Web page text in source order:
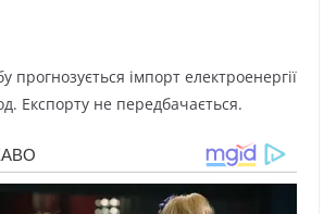
прогнозується імпорт електроенергії
Експорту не передбачається.